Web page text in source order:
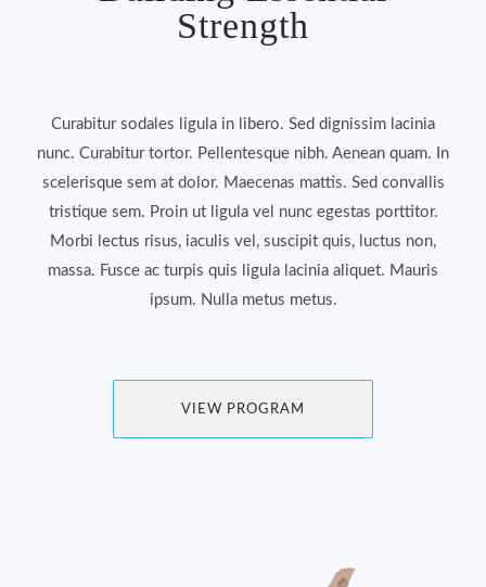
Strength
Curabitur sodales ligula in libero. Sed dignissim lacinia
nunc. Curabitur tortor. Pellentesque nibh. Aenean quam. In
scelerisque sem at dolor. Maecenas mattis. Sed convallis
tristique sem. Proin ut ligula vel nunc egestas porttitor.
Morbi lectus risus, iaculis vel, suscipit quis, luctus non,
massa. Fusce ac turpis quis ligula lacinia aliquet. Mauris
ipsum. Nulla metus metus.
VIEW PROGRAM